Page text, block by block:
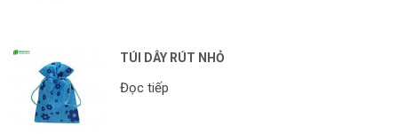
TÚI DÂY RÚT NHỎ
Đọc tiếp